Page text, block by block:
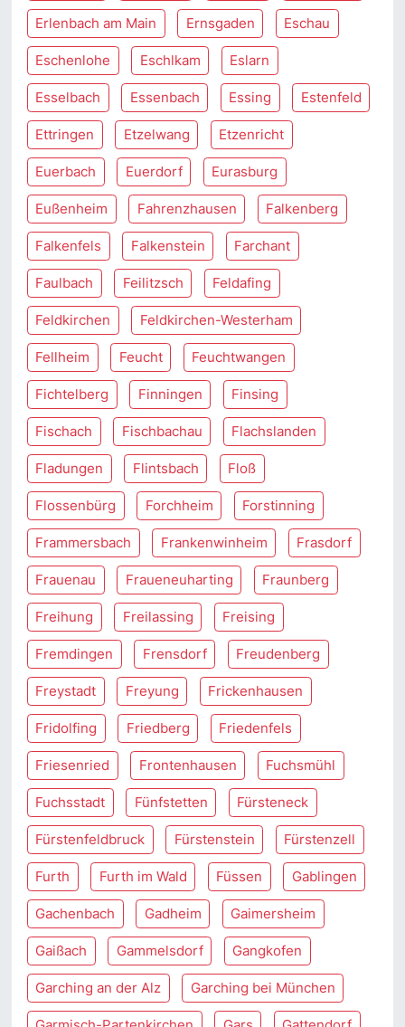
Erlenbach am Main Ernsgaden Eschau
Eschenlohe Eschlkam Eslarn
Esselbach Essenbach Essing Estenfeld
Ettringen Etzelwang Etzenricht
Euerbach Euerdorf Eurasburg
Eußenheim Fahrenzhausen Falkenberg
Falkenfels Falkenstein Farchant
Faulbach Feilitzsch Feldafing
Feldkirchen Feldkirchen-Westerham
Fellheim Feucht Feuchtwangen
Fichtelberg Finningen Finsing
Fischach Fischbachau Flachslanden
Fladungen Flintsbach Floß
Flossenbürg Forchheim Forstinning
Frammersbach Frankenwinheim Frasdorf
Frauenau Fraueneuharting Fraunberg
Freihung Freilassing Freising
Fremdingen Frensdorf Freudenberg
Freystadt Freyung Frickenhausen
Fridolfing Friedberg Friedenfels
Friesenried Frontenhausen Fuchsmühl
Fuchsstadt Fünfstetten Fürsteneck
Fürstenfeldbruck Fürstenstein Fürstenzell
Furth Furth im Wald Füssen Gablingen
Gachenbach Gadheim Gaimersheim
Gaißach Gammelsdorf Gangkofen
Garching an der Alz Garching bei München